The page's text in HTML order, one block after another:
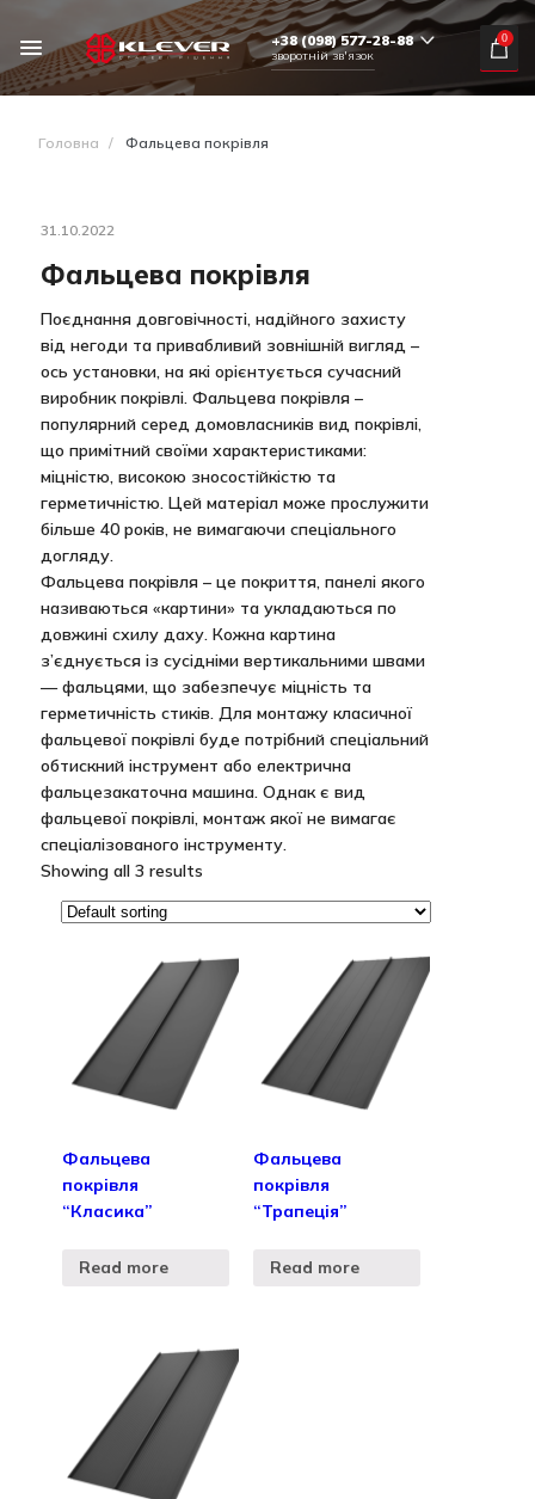
+38 (098) 577-28-88
зворотній зв'язок
0
Головна / Фальцева покрівля
31.10.2022
Фальцева покрівля
Поєднання довговічності, надійного захисту
від негоди та привабливий зовнішній вигляд –
ось установки, на які орієнтується сучасний
виробник покрівлі. Фальцева покрівля –
популярний серед домовласників вид покрівлі,
що примітний своїми характеристиками:
міцністю, високою зносостійкістю та
герметичністю. Цей матеріал може прослужити
більше 40 років, не вимагаючи спеціального
догляду.
Фальцева покрівля – це покриття, панелі якого
називаються «картини» та укладаються по
довжині схилу даху. Кожна картина
з’єднується із сусідніми вертикальними швами
— фальцями, що забезпечує міцність та
герметичність стиків. Для монтажу класичної
фальцевої покрівлі буде потрібний спеціальний
обтискний інструмент або електрична
фальцезакаточна машина. Однак є вид
фальцевої покрівлі, монтаж якої не вимагає
спеціалізованого інструменту.
Showing all 3 results
Фальцева
покрівля
“Класика”
Read more
Фальцева
покрівля
“Трапеція”
Read more